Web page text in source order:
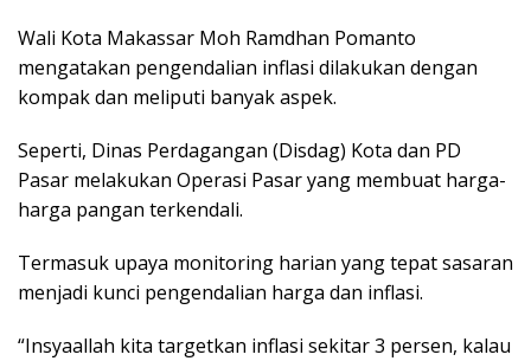
Wali Kota Makassar Moh Ramdhan Pomanto
mengatakan pengendalian inflasi dilakukan dengan
kompak dan meliputi banyak aspek.
Seperti, Dinas Perdagangan (Disdag) Kota dan PD
Pasar melakukan Operasi Pasar yang membuat harga-
harga pangan terkendali.
Termasuk upaya monitoring harian yang tepat sasaran
menjadi kunci pengendalian harga dan inflasi.
“Insyaallah kita targetkan inflasi sekitar 3 persen, kalau